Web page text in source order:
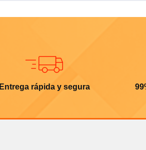
Entrega rápida y segura